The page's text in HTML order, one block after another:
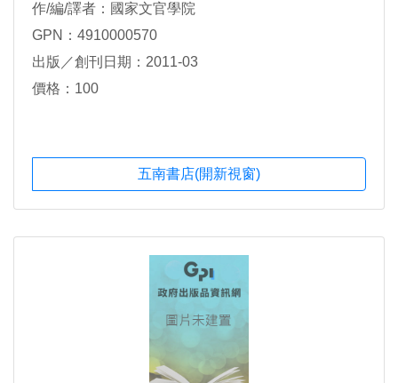
作/編/譯者：國家文官學院
GPN：4910000570
出版／創刊日期：2011-03
價格：100
五南書店(開新視窗)